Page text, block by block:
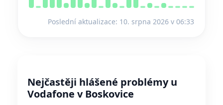
Poslední aktualizace: 10. srpna 2026 v 06:33
Nejčastěji hlášené problémy u
Vodafone v Boskovice